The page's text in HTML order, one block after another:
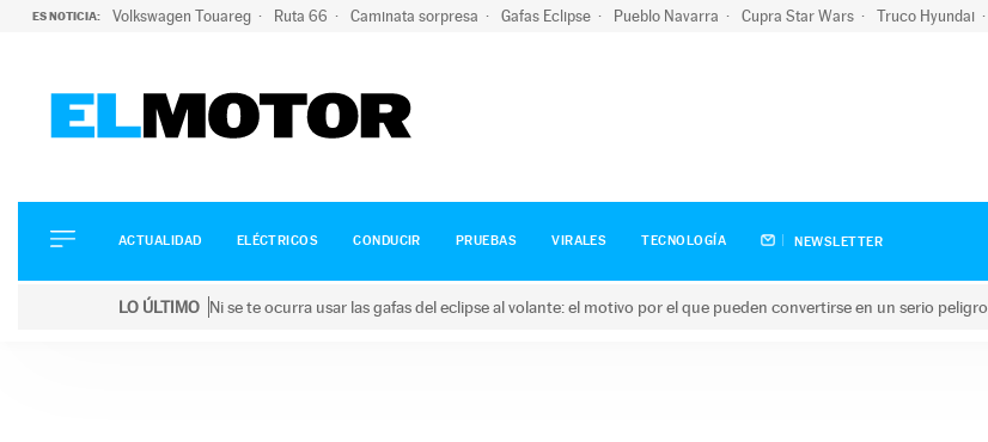
ES NOTICIA: Volkswagen Touareg Ruta 66 Caminata sorpresa Gafas Eclipse Pueblo Navarra Cupra Star Wars Truco Hyundai
ELÉCTRICOS
CONDUCIR
ACTUALIDAD ELÉCTRICOS CONDUCIR PRUEBAS VIRALES TECNOLOGÍA NEWSLETTER
LO ÚLTIMO Ni se te ocurra usar las gafas del eclipse al volante: el motivo por el que pueden convertirse en un serio peligro